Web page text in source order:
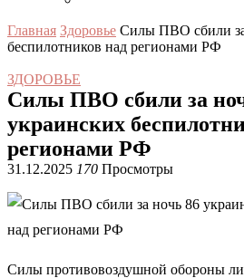
Главная Здоровье Силы ПВО сбили
беспилотников над регионами РФ
ЗДОРОВЬЕ
Силы ПВО сбили за
украинских
регионами РФ
31.12.2025 170 Просмотры
Силы противовоздушной обороны